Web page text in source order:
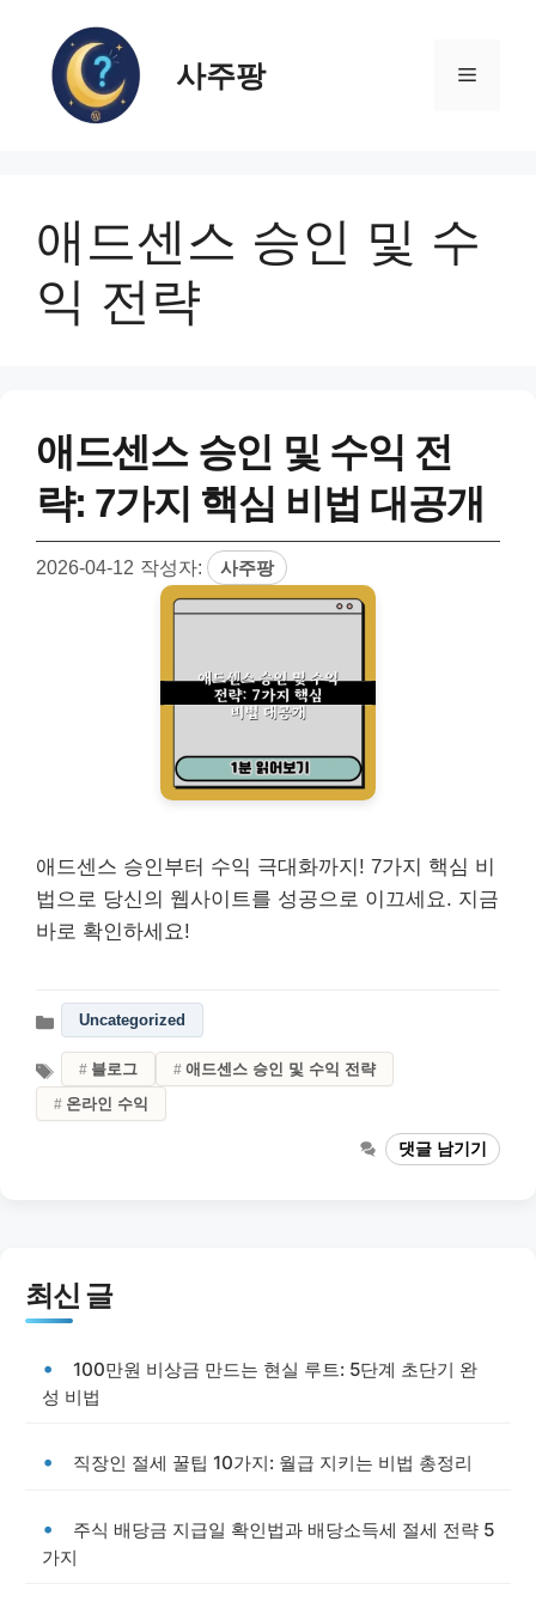
사주팡 메
애드센스 승인 및 수
익 전략
애드센스 승인 및 수익 전
략: 7가지 핵심 비법 대공개
2026-04-12 작성자: 사주팡
애드센스 승인부터 수익 극대화까지! 7가지 핵심 비
법으로 당신의 웹사이트를 성공으로 이끄세요. 지금
바로 확인하세요!
Uncategorized
블로그
애드센스 승인 및 수익 전략
온라인 수익
댓글 남기기
최신 글
100만원 비상금 만드는 현실 루트: 5단계 초단기 완
성 비법
직장인 절세 꿀팁 10가지: 월급 지키는 비법 총정리
주식 배당금 지급일 확인법과 배당소득세 절세 전략 5
가지